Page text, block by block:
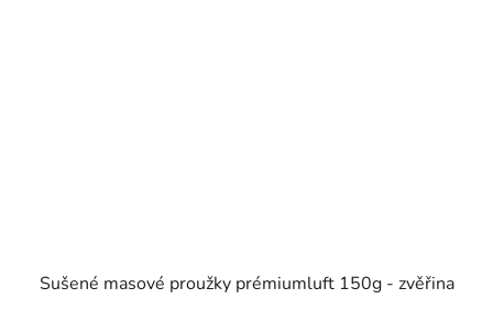
Sušené masové proužky prémiumluft 150g - zvěřina